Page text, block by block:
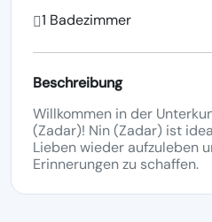
1 Badezimmer
Beschreibung
Willkommen in der
(Zadar)! Nin (Zadar) ist
Lieben wieder aufzuleben
Erinnerungen zu schaffen.